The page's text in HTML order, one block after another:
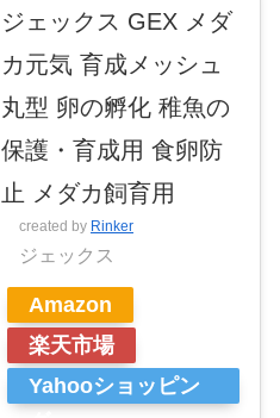
ジェックス GEX メダ
カ元気 育成メッシュ
丸型 卵の孵化 稚魚の
保護・育成用 食卵防
止 メダカ飼育用
created by Rinker
ジェックス
Amazon
楽天市場
Yahooショッピン